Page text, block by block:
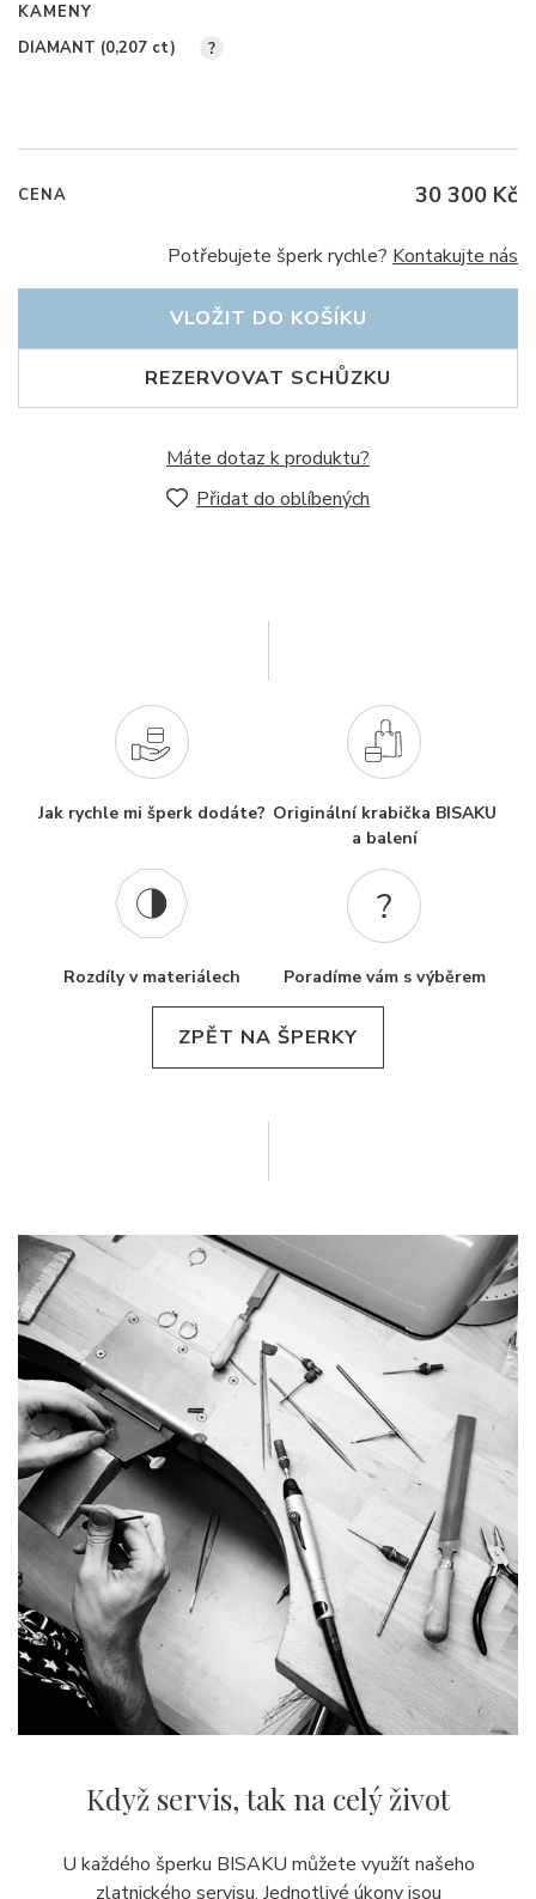
KAMENY
DIAMANT (0,207 ct) ?
CENA 30 300 Kč
Potřebujete šperk rychle? Kontakujte nás
REZERVOVAT SCHŮZKU
VLOŽIT DO KOŠÍKU
Máte dotaz k produktu?
Přidat do oblíbených
Jak rychle mi šperk dodáte? Originální krabička BISAKU
a balení
Rozdíly v materiálech Poradíme vám s výběrem
ZPĚT NA ŠPERKY
Když servis,tak na celý život
U každého šperku BISAKU můžete využít našeho
zlatnického servisu. Jednotlivé úkony jsou